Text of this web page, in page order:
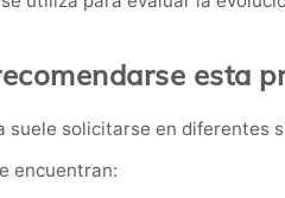
esta
suele solicitarse en diferentes
encuentran: